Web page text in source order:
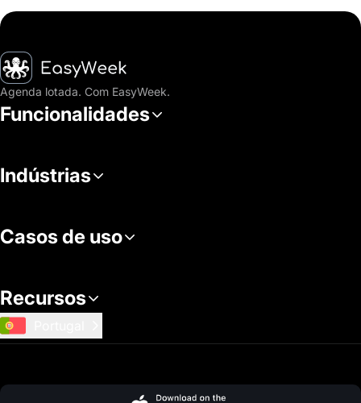
Página inicial
Agenda lotada. Com EasyWeek.
Funcionalidades
Indústrias
Casos de uso
Recursos